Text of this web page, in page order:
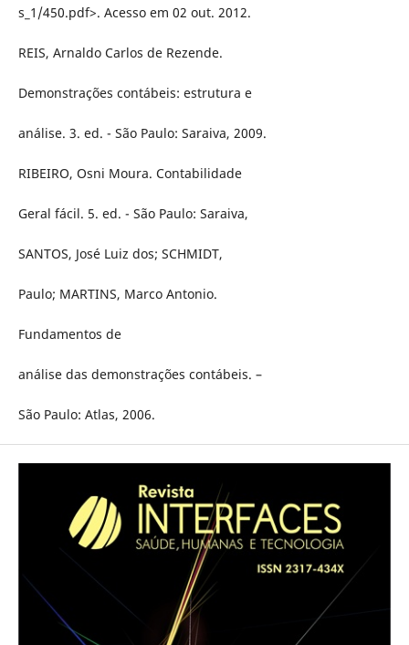
s_1/450.pdf>. Acesso em 02 out. 2012.
REIS, Arnaldo Carlos de Rezende.
Demonstrações contábeis: estrutura e
análise. 3. ed. - São Paulo: Saraiva, 2009.
RIBEIRO, Osni Moura. Contabilidade
Geral fácil. 5. ed. - São Paulo: Saraiva,
SANTOS, José Luiz dos; SCHMIDT,
Paulo; MARTINS, Marco Antonio.
Fundamentos de
análise das demonstrações contábeis. –
São Paulo: Atlas, 2006.